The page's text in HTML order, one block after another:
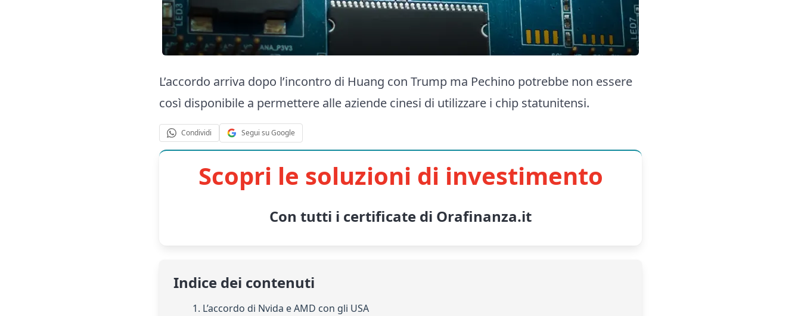
L’accordo arriva dopo l’incontro di Huang con Trump ma Pechino potrebbe non essere
così disponibile a permettere alle aziende cinesi di utilizzare i chip statunitensi.
Condividi Segui su Google
Scopri le soluzioni di investimento
Con tutti i certificate di Orafinanza.it
Indice dei contenuti
1. L’accordo di Nvida e AMD con gli USA